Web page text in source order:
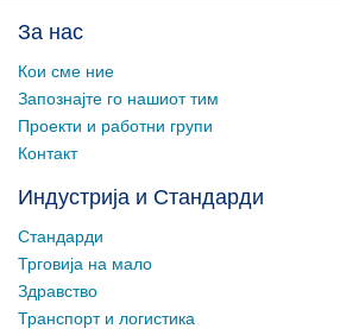
За нас
Кои сме ние
Запознајте го нашиот тим
Проекти и работни групи
Контакт
Индустрија и Стандарди
Стандарди
Трговија на мало
Здравство
Транспорт и логистика